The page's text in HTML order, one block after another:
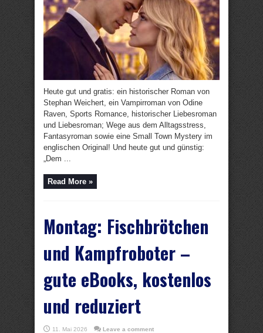
Heute gut und gratis: ein historischer Roman von
Stephan Weichert, ein Vampirroman von Odine
Raven, Sports Romance, historischer Liebesroman
und Liebesroman; Wege aus dem Alltagsstress,
Fantasyroman sowie eine Small Town Mystery im
englischen Original! Und heute gut und günstig:
„Dem ...
Read More »
Montag: Fischbrötchen
und Kampfroboter –
gute eBooks, kostenlos
und reduziert
11. Mai 2026 Leave a comment